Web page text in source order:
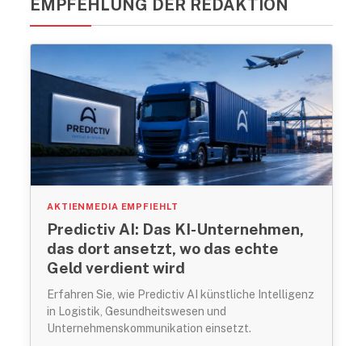
EMPFEHLUNG DER REDAKTION
AKTIENMEDIA EMPFIEHLT
Predictiv AI: Das KI-Unternehmen,
das dort ansetzt, wo das echte
Geld verdient wird
Erfahren Sie, wie Predictiv AI künstliche Intelligenz
in Logistik, Gesundheitswesen und
Unternehmenskommunikation einsetzt.